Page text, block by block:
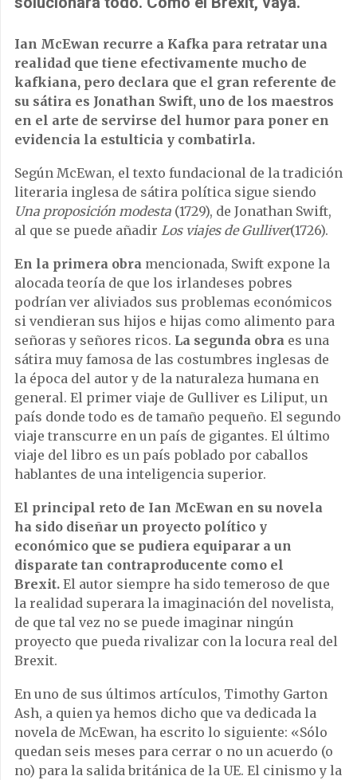
Ian McEwan recurre a Kafka para retratar una
realidad que tiene efectivamente mucho de
kafkiana, pero declara que el gran referente de
su sátira es Jonathan Swift, uno de los maestros
en el arte de servirse del humor para poner en
evidencia la estulticia y combatirla.
Según McEwan, el texto fundacional de la tradición
literaria inglesa de sátira política sigue siendo
Una proposición modesta (1729), de Jonathan Swift,
al que se puede añadir Los viajes de Gulliver(1726).
En la primera obra mencionada, Swift expone la
alocada teoría de que los irlandeses pobres
podrían ver aliviados sus problemas económicos
si vendieran sus hijos e hijas como alimento para
señoras y señores ricos. La segunda obra es una
sátira muy famosa de las costumbres inglesas de
la época del autor y de la naturaleza humana en
general. El primer viaje de Gulliver es Liliput, un
país donde todo es de tamaño pequeño. El segundo
viaje transcurre en un país de gigantes. El último
viaje del libro es un país poblado por caballos
hablantes de una inteligencia superior.
El principal reto de Ian McEwan en su novela
ha sido diseñar un proyecto político y
económico que se pudiera equiparar a un
disparate tan contraproducente como el
Brexit. El autor siempre ha sido temeroso de que
la realidad superara la imaginación del novelista,
de que tal vez no se puede imaginar ningún
proyecto que pueda rivalizar con la locura real del
Brexit.
En uno de sus últimos artículos, Timothy Garton
Ash, a quien ya hemos dicho que va dedicada la
novela de McEwan, ha escrito lo siguiente: «Sólo
quedan seis meses para cerrar o no un acuerdo (o
no) para la salida británica de la UE. El cinismo y la